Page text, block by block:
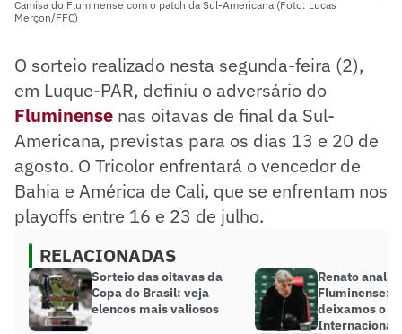
Camisa do Fluminense com o patch da Sul-Americana (Foto: Lucas
Merçon/FFC)
O sorteio realizado nesta segunda-feira (2),
em Luque-PAR, definiu o adversário do
Fluminense nas oitavas de final da Sul-
Americana, previstas para os dias 13 e 20 de
agosto. O Tricolor enfrentará o vencedor de
Bahia e América de Cali, que se enfrentam nos
playoffs entre 16 e 23 de julho.
RELACIONADAS
Sorteio das oitavas da
Copa do Brasil: veja
elencos mais valiosos
Renato
Fluminense:
deixamos o
Internacional